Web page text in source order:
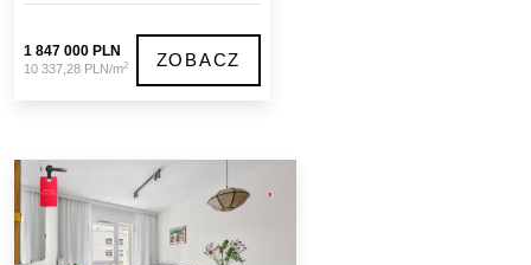
1 847 000 PLN
10 337,28 PLN/m2 ZOBACZ